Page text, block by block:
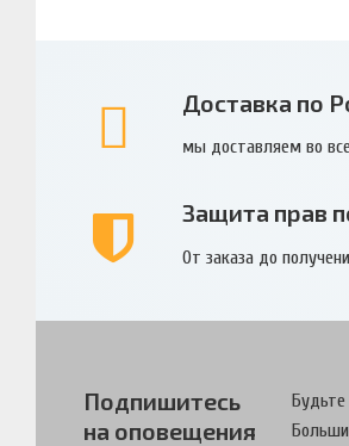
Доставка по
мы доставляем во
Защита прав
От заказа до
Подпишитесь
на оповещения
Будьте